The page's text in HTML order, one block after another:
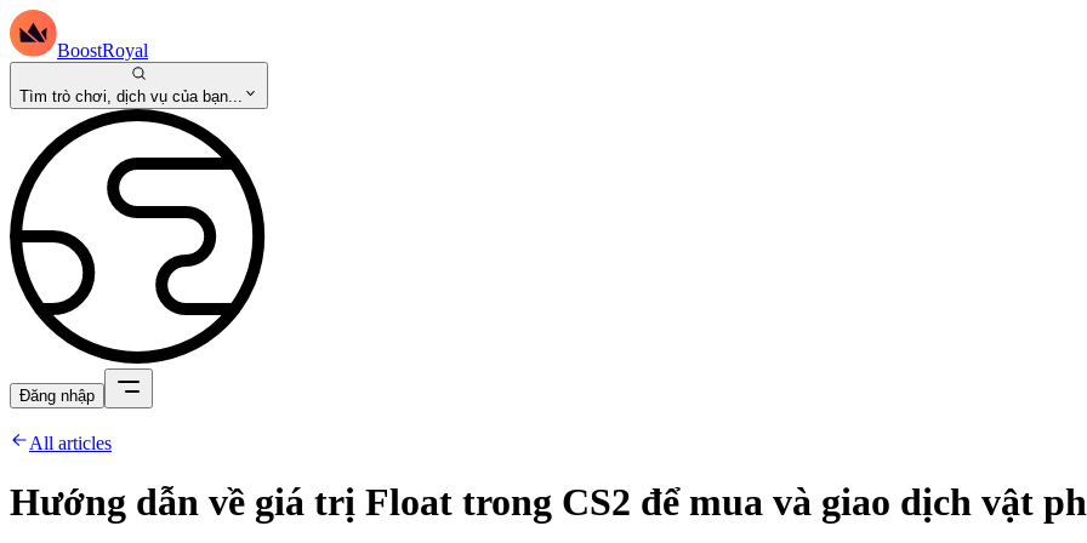
BoostRoyal
Tìm trò chơi, dịch vụ của bạn...
Đăng nhập
All articles
Hướng dẫn về giá trị Float trong CS2 để mua và giao dịch vật